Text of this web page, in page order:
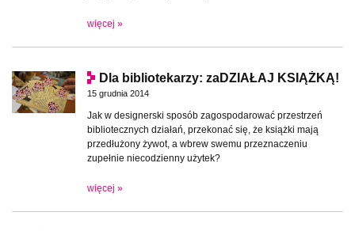
więcej »
Dla bibliotekarzy: zaDZIAŁAJ KSIĄŻKĄ!
15 grudnia 2014
Jak w designerski sposób zagospodarować przestrzeń
bibliotecznych działań, przekonać się, że książki mają
przedłużony żywot, a wbrew swemu przeznaczeniu
zupełnie niecodzienny użytek?
więcej »